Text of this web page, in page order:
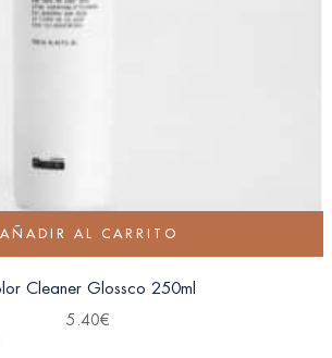
AÑADIR AL CARRITO
Cleaner Glossco 250ml
5.40€